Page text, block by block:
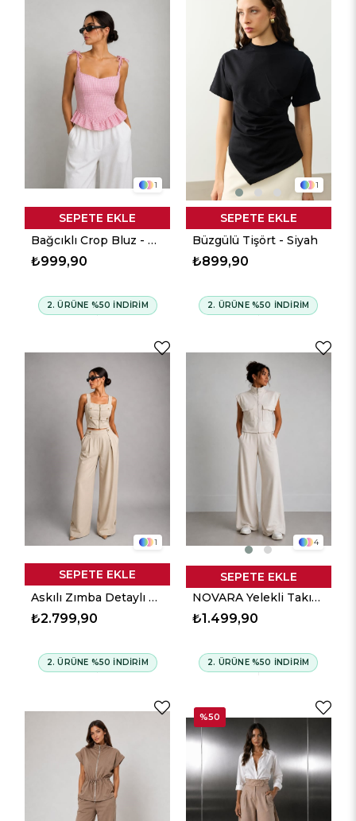
1
Bağcıklı Crop Bluz - Pembe
₺999,90
SEPETE EKLE
2. ÜRÜNE %50 İNDİRİM
1
Büzgülü Tişört - Siyah
₺899,90
SEPETE EKLE
2. ÜRÜNE %50 İNDİRİM
1
Askılı Zımba Detaylı Takım - Bej
₺2.799,90
SEPETE EKLE
2. ÜRÜNE %50 İNDİRİM
4
NOVARA Yelekli Takım - Ekru
₺1.499,90
SEPETE EKLE
2. ÜRÜNE %50 İNDİRİM
%50